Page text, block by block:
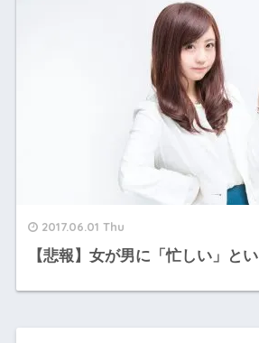
2017.06.01 Thu
【悲報】女が男に「忙しい」と